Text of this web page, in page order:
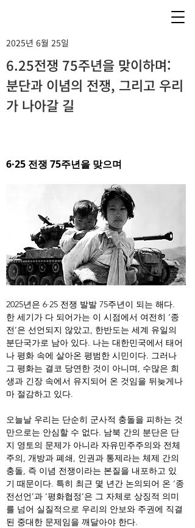
2025년 6월 25일
6.25전쟁 75주년을 맞이하며:
분단과 이념의 전쟁, 그리고 우리
가 나아갈 길
6·25 전쟁 75주년을 맞으며
2025년은 6·25 전쟁 발발 75주년이 되는 해다.
한 세기가 다 되어가는 이 시점에서 여전히 ‘종
전’은 선언되지 않았고, 한반도는 세계 유일의
분단국가로 남아 있다. 나는 대한민국에서 태어
나 평화 속에 살아온 평범한 시민이다. 그러나
그 평화는 결코 당연한 것이 아니며, 수많은 희
생과 긴장 속에서 유지되어 온 것임을 뒤늦게나
마 절감하고 있다.
오늘날 우리는 단순히 군사적 충돌을 피하는 것
만으로는 안심할 수 없다. 남북 간의 분단은 단
지 영토의 문제가 아니라 자유민주주의와 전체
주의, 개방과 폐쇄, 인권과 통제라는 체제 간의
충돌, 즉 이념 전쟁이라는 본질을 내포하고 있
기 때문이다. 특히 최근 몇 년간 논의되어 온 ‘종
전선언’과 ‘평화협정’은 그 자체로 상징적 의미
를 넘어 실질적으로 우리의 안보와 주권에 직결
된 중대한 문제임을 깨달아야 한다.